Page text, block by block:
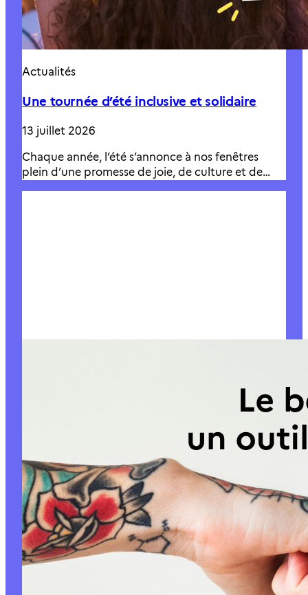
Actualités
Une tournée d’été inclusive et solidaire
13 juillet 2026
Chaque année, l’été s’annonce à nos fenêtres
plein d’une promesse de joie, de culture et de…